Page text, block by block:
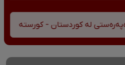
لە کوردستان - کورستەی